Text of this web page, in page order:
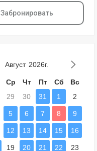
Забронировать
Август 2026г.
Ср Чт Пт Сб
Вс
29 30 31 1 2
5 6 7 8 9
12 13 14 15 16
19 20 21 22 23